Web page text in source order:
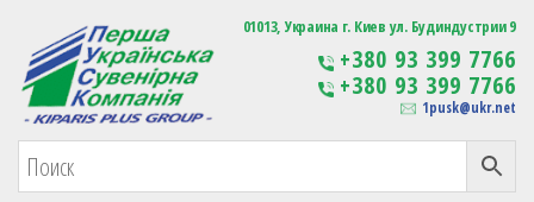
Первая Украинская Сувенирная Компания Изготовление
сувенирной продукции
с логотипом
01013, Украина г. Киев ул. Будиндустрии 9
+380 93 399 7766
+380 93 399 7766
1pusk@ukr.net